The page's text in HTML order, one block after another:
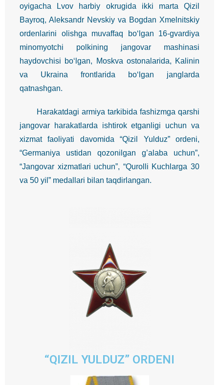
oyigacha Lvov harbiy okrugida ikki marta Qizil
Bayroq, Aleksandr Nevskiy va Bogdan Xmelnitskiy
ordenlarini olishga muvaffaq bo‘lgan 16-gvardiya
minomyotchi polkining jangovar mashinasi
haydovchisi bo‘lgan, Moskva ostonalarida, Kalinin
va Ukraina frontlarida bo‘lgan janglarda
qatnashgan.
Harakatdagi armiya tarkibida fashizmga qarshi
jangovar harakatlarda ishtirok etganligi uchun va
xizmat faoliyati davomida “Qizil Yulduz” ordeni,
“Germaniya ustidan qozonilgan g’alaba uchun”,
“Jangovar xizmatlari uchun”, “Qurolli Kuchlarga 30
va 50 yil” medallari bilan taqdirlangan.
“QIZIL YULDUZ” ORDENI